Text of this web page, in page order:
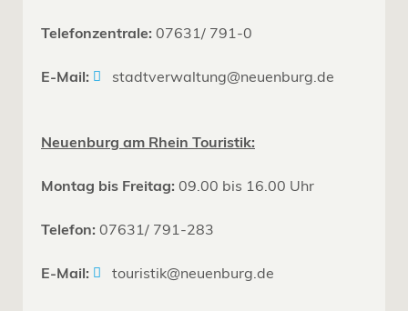
Telefonzentrale: 07631/ 791-0
E-Mail: stadtverwaltung@neuenburg.de
Neuenburg am Rhein Touristik:
Montag bis Freitag: 09.00 bis 16.00 Uhr
Telefon: 07631/ 791-283
E-Mail: touristik@neuenburg.de